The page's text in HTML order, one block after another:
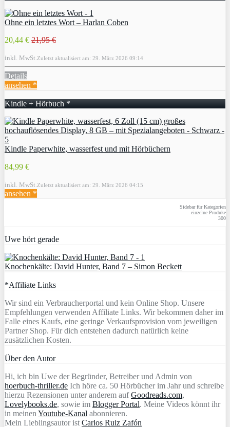
Ohne ein letztes Wort – Harlan Coben
20,44 € 21,95 €
inkl. MwSt. Zuletzt aktualisiert am: 29. März 2026 09:14
Details
ansehen *
Kindle + Hörbuch *
Kindle Paperwhite, wasserfest und mit Hörbüchern
84,99 €
inkl. MwSt. Zuletzt aktualisiert am: 29. März 2026 04:15
ansehen *
Sidebar für Kategorien
einzelne Produke
300
Uwe hört gerade
Knochenkälte: David Hunter, Band 7 – Simon Beckett
*Affiliate Links
Wir sind ein Verbraucherportal und kein Online Shop. Unsere
Empfehlungen verwenden Affiliate Links. Wir bekommen daher im
Falle eines Kaufs, eine geringe Verkaufsprovision vom jeweiligen
Partner Shop. Für dich entstehen dadurch natürlich keine
zusätzlichen Kosten.
Über den Autor
Hi, ich bin Uwe der Begründer, Betreiber und Admin von
hoerbuch-thriller.de Ich höre ca. 50 Hörbücher im Jahr und schreibe
hierzu Rezensionen unter anderem aufGoodreads.com,
Lovelybooks.de, sowie im Blogger Portal. Meine Videos könnt ihr
in meinen Youtube-Kanal abonnieren.
Mein Lieblingsautor ist Carlos Ruiz Zafón